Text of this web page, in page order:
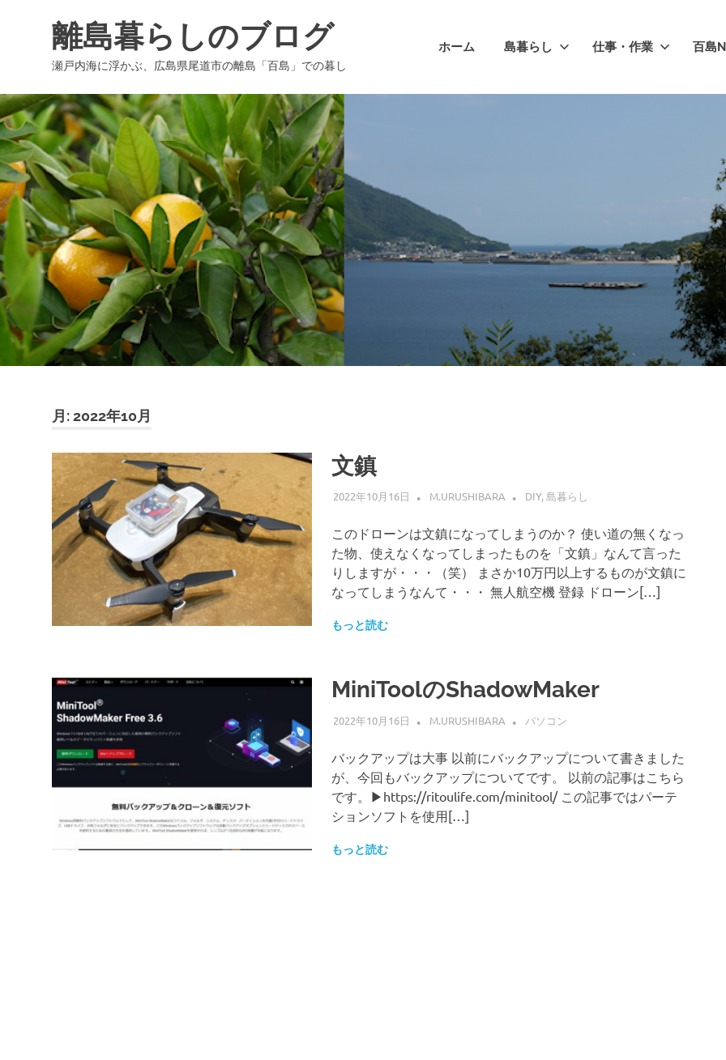
へ
ス
キ
ッ
プ
離島暮らしのブログ
瀬戸内海に浮かぶ、広島県尾道市の離島「百島」での暮し
ホーム 島暮らし 仕事・作業 百島
月:2022年10月
文鎮
2022年10月16日 M.URUSHIBARA DIY,島暮らし
このドローンは文鎮になってしまうのか？ 使い道の無くなっ
た物、使えなくなってしまったものを「文鎮」なんて言った
りしますが・・・（笑） まさか10万円以上するものが文鎮に
なってしまうなんて・・・ 無人航空機 登録 ドローン[…]
もっと読む
MiniToolのShadowMaker
2022年10月16日 M.URUSHIBARA パソコン
バックアップは大事 以前にバックアップについて書きました
が、今回もバックアップについてです。 以前の記事はこちら
です。▶https://ritoulife.com/minitool/ この記事ではパーテ
ションソフトを使用[…]
もっと読む